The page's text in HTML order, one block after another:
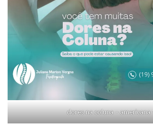
dores na coluna –